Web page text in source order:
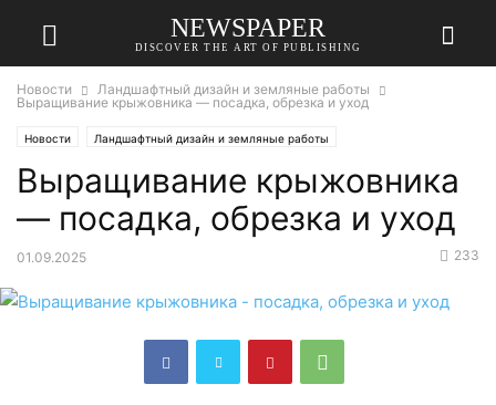
NEWSPAPER
DISCOVER THE ART OF PUBLISHING
Новости
Ландшафтный дизайн и земляные работы
Выращивание крыжовника — посадка, обрезка и уход
Новости Ландшафтный дизайн и земляные работы
Выращивание крыжовника
— посадка, обрезка и уход
01.09.2025 233